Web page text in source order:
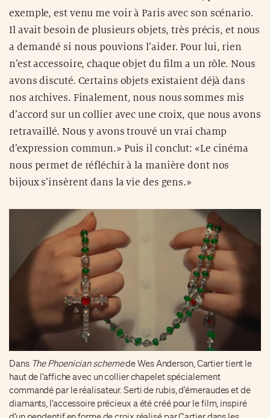
exemple, est venu me voir à Paris avec son scénario.
Il avait besoin de plusieurs objets, très précis, et nous
a demandé si nous pouvions l’aider. Pour lui, rien
n’est accessoire, chaque objet du film a un rôle. Nous
avons discuté. Certains objets existaient déjà dans
nos archives. Finalement, nous nous sommes mis
d’accord sur un collier avec une croix, que nous avons
retravaillé. Nous y avons trouvé un vrai champ
d’expression commun.» Puis il conclut: «Le cinéma
nous permet de réfléchir à la manière dont nos
bijoux s’insèrent dans la vie des gens.»
Dans The Phoenician schemede Wes Anderson, Cartier tient le
haut de l’affiche avec un collier chapelet spécialement
commandé par le réalisateur. Serti de rubis, d’émeraudes et de
diamants, l’accessoire précieux a été créé pour le film, inspiré